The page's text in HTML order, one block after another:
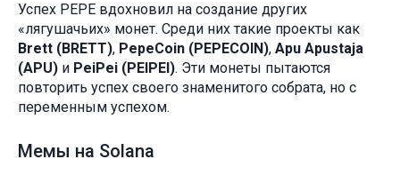
Успех PEPE вдохновил на создание других
«лягушачьих» монет. Среди них такие проекты как
Brett (BRETT), PepeCoin (PEPECOIN), Apu Apustaja
(APU) и PeiPei (PEIPEI). Эти монеты пытаются
повторить успех своего знаменитого собрата, но с
переменным успехом.
Мемы на Solana